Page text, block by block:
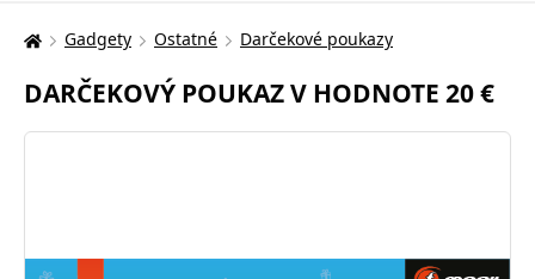
Tu
nachádzate:
Gadgety Ostatné Darčekové poukazy
DARČEKOVÝ POUKAZ V HODNOTE 20 €